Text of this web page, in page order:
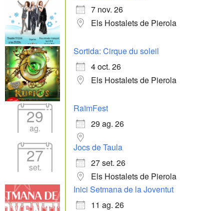
7 nov. 26
Els Hostalets de Pierola
Sortida: Cirque du soleil
4 oct. 26
Els Hostalets de Pierola
29
ag.
RaïmFest
29 ag. 26
27
set.
Jocs de Taula
27 set. 26
Els Hostalets de Pierola
Inici Setmana de la Joventut
11 ag. 26